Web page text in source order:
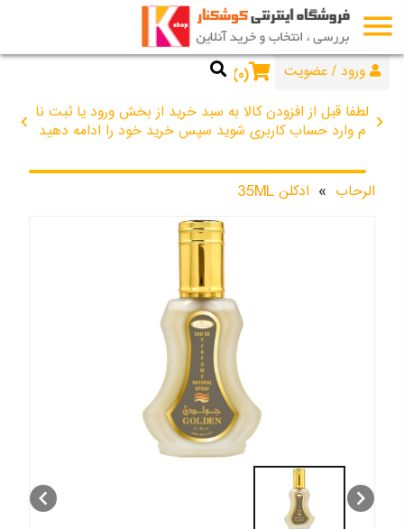
menu
ورود/عضویت ۰
076
44672734
chevron_right لطفا قبل از افزودن کالا به سبد خرید از بخش ورود یا ثبت نا
م وارد حساب کاربری شوید سپس خرید خود را ادامه دهید chevron_left
الرحاب » ادکلن 35ML
chevron_right
chevron_left